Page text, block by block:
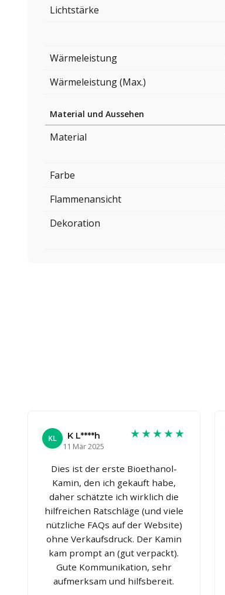
Lichtstärke
Wärmeleistung
Wärmeleistung (Max.)
Material und Aussehen
Material
Farbe
Flammenansicht
Dekoration
KL
K L****h
11 Mär 2025
★★★★★
Dies ist der erste Bioethanol-
Kamin, den ich gekauft habe,
daher schätzte ich wirklich die
hilfreichen Ratschläge (und viele
nützliche FAQs auf der Website)
ohne Verkaufsdruck. Der Kamin
kam prompt an (gut verpackt).
Gute Kommunikation, sehr
aufmerksam und hilfsbereit.